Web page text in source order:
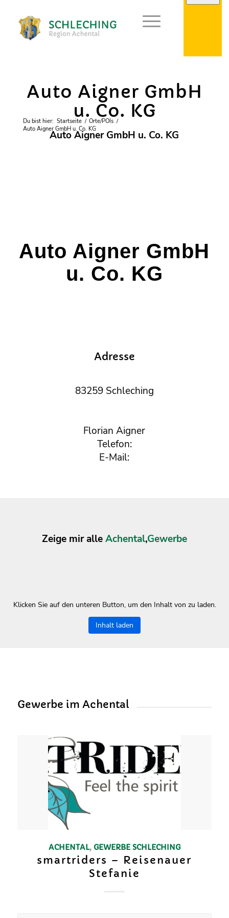
Du bist hier: Startseite / Orte/POIs /
Auto Aigner GmbH u. Co. KG
Auto Aigner GmbH
u. Co. KG
Auto Aigner GmbH u. Co. KG
Auto Aigner GmbH
u. Co. KG
Adresse
83259 Schleching
Florian Aigner
Telefon:
E-Mail:
Zeige mir alleAchental,Gewerbe
Klicken Sie auf den unteren Button, um den Inhalt von zu laden.
Inhalt laden
Gewerbe im Achental
ACHENTAL, GEWERBE SCHLECHING
smartriders – Reisenauer
Stefanie